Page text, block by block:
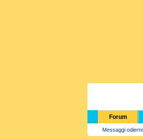
Forum
Messaggi odierni